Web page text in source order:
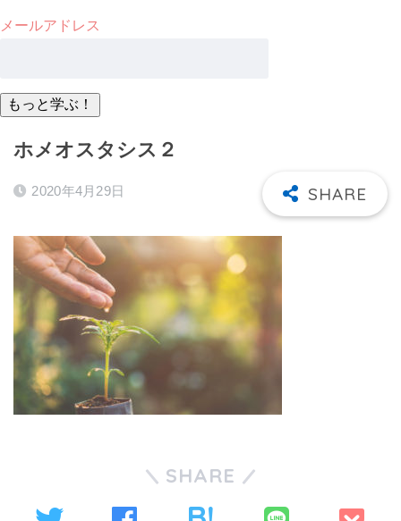
メールアドレス
ホメオスタシス２
2020年4月29日
SHARE